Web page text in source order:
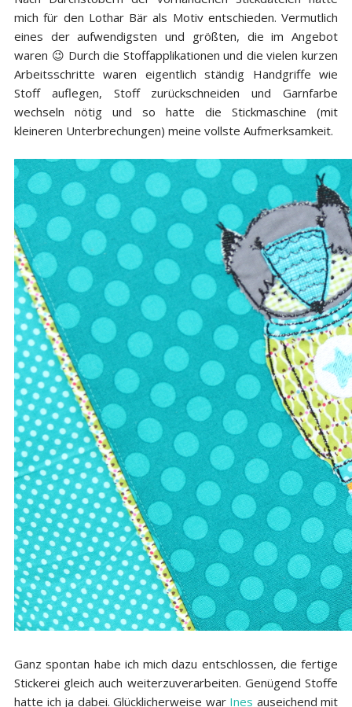
mich für den Lothar Bär als Motiv entschieden. Vermutlich
eines der aufwendigsten und größten, die im Angebot
waren 😉 Durch die Stoffapplikationen und die vielen kurzen
Arbeitsschritte waren eigentlich ständig Handgriffe wie
Stoff auflegen, Stoff zurückschneiden und Garnfarbe
wechseln nötig und so hatte die Stickmaschine (mit
kleineren Unterbrechungen) meine vollste Aufmerksamkeit.
Ganz spontan habe ich mich dazu entschlossen, die fertige
Stickerei gleich auch weiterzuverarbeiten. Genügend Stoffe
hatte ich ja dabei. Glücklicherweise war Ines auseichend mit